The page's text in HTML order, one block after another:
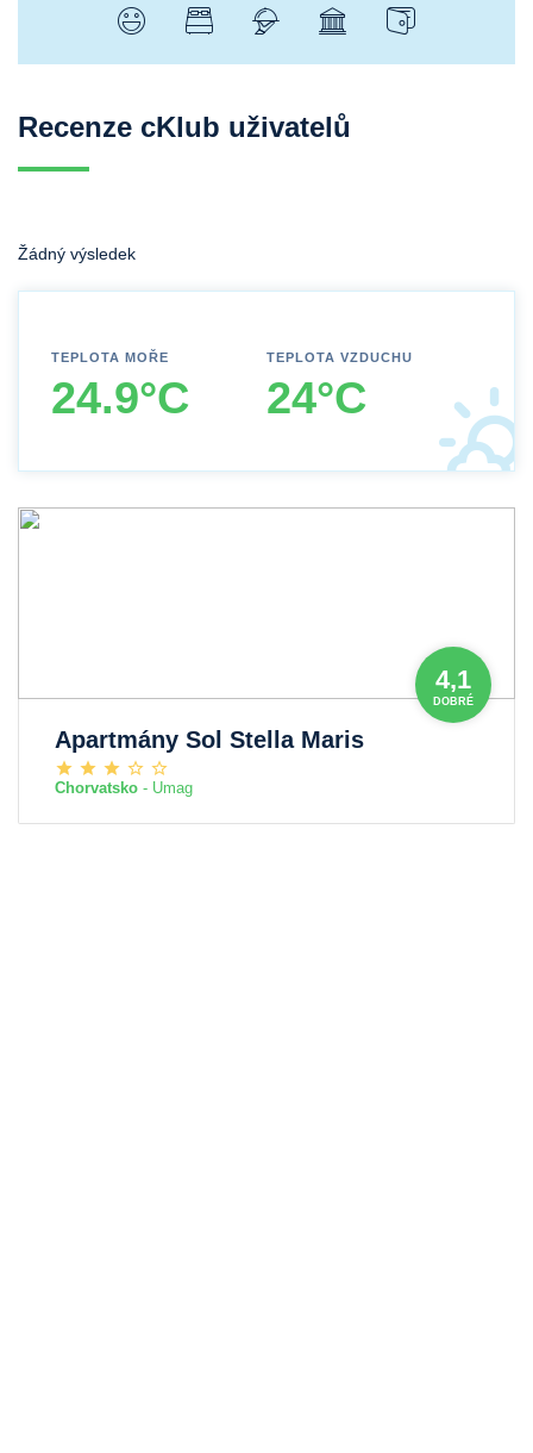
Recenze cKlub uživatelů
Žádný výsledek
TEPLOTA MOŘE
24.9°C
TEPLOTA VZDUCHU
24°C
4,1
DOBRÉ
Apartmány Sol Stella Maris
Chorvatsko - Umag